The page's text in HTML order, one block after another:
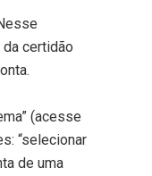
certidão
(acesse
“selecionar
de uma